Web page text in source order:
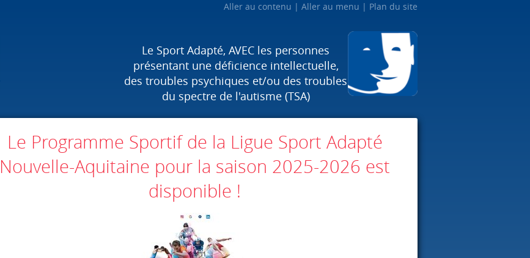
Aller au contenu Aller au menu Plan du site
Le Sport Adapté, AVEC les personnes
présentant une déficience intellectuelle,
des troubles psychiques et/ou des troubles
du spectre de l'autisme (TSA)
Le Programme Sportif de la Ligue Sport Adapté
Nouvelle-Aquitaine pour la saison 2025-2026 est
disponible !